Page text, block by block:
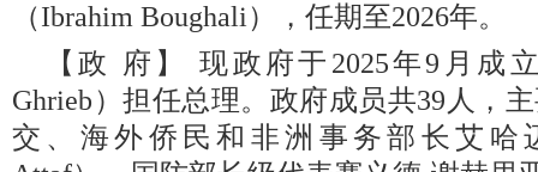
（Ibrahim Boughali），任期至2026年。
【政 府】 现政府于2025年9月成
Ghrieb）担任总理。政府成员共39人，
交、海外侨民和非洲事务部长艾哈